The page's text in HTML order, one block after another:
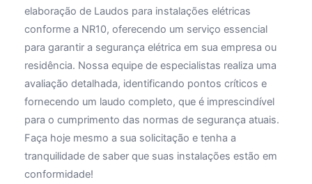
elaboração de Laudos para instalações elétricas
conforme a NR10, oferecendo um serviço essencial
para garantir a segurança elétrica em sua empresa ou
residência. Nossa equipe de especialistas realiza uma
avaliação detalhada, identificando pontos críticos e
fornecendo um laudo completo, que é imprescindível
para o cumprimento das normas de segurança atuais.
Faça hoje mesmo a sua solicitação e tenha a
tranquilidade de saber que suas instalações estão em
conformidade!